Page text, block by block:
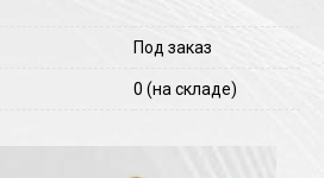
Под заказ
0(на складе)